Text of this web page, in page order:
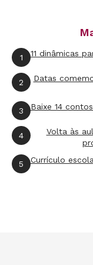
Livro infantil
história"?
TATIANA
Benta contou
o bem sem
"Para os maus,
1 11 dinâmicas
2
Datas
3 Baixe 14
4
Volta às
5 Currículo